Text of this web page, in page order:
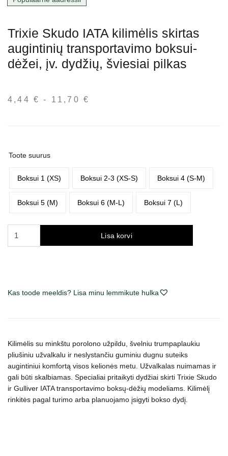
Trixie Skudo IATA kilimėlis skirtas
augintinių transportavimo boksui-
dėžei, įv. dydžių, šviesiai pilkas
4,44 € - 11,70€
Toote suurus
Boksui 1 (XS) Boksui 2-3 (XS-S) Boksui 4 (S-M)
Boksui 5 (M) Boksui 6 (M-L) Boksui 7 (L)
augintinių
įv.
dydžių,
šviesiai
pilkas
kogus
Lisa korvi
Kas toode meeldis? Lisa minu lemmikute hulka
Kilimėlis su minkštu porolono užpildu, švelniu trumpaplaukiu
pliušiniu užvalkalu ir neslystančiu guminiu dugnu suteiks
augintiniui komfortą visos kelionės metu. Užvalkalas nuimamas ir
gali būti skalbiamas. Specialiai pritaikyti dydžiai skirti Trixie Skudo
ir Gulliver IATA transportavimo boksų-dėžių modeliams. Kilimėlį
rinkitės pagal turimo arba planuojamo įsigyti bokso dydį.